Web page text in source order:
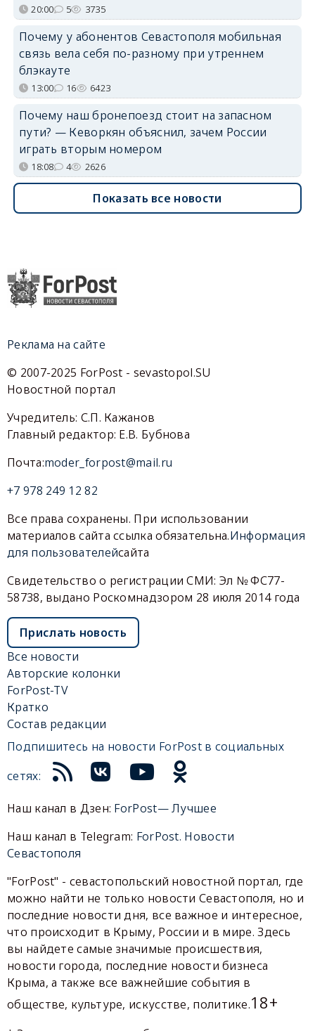
20:00 5 3735
Почему у абонентов Севастополя мобильная
связь вела себя по-разному при утреннем
блэкауте
13:00 16 6423
Почему наш бронепоезд стоит на запасном
пути? — Кеворкян объяснил, зачем России
играть вторым номером
18:08 4 2626
Показать все новости
Реклама на сайте
© 2007-2025 ForPost - sevastopol.SU
Новостной портал
Учредитель: С.П. Кажанов
Главный редактор: Е.В. Бубнова
Почта:moder_forpost@mail.ru
+7 978 249 12 82
Все права сохранены. При использовании
материалов сайта ссылка обязательна.Информация
для пользователейсайта
Свидетельство о регистрации СМИ: Эл № ФС77-
58738, выдано Роскомнадзором 28 июля 2014 года
Прислать новость
Все новости
Авторские колонки
ForPost-TV
Кратко
Состав редакции
Подпишитесь на новости ForPost в социальных
сетях:
Наш канал в Дзен: ForPost— Лучшее
Наш канал в Telegram: ForPost. Новости
Севастополя
"ForPost" - севастопольский новостной портал, где
можно найти не только новости Севастополя, но и
последние новости дня, все важное и интересное,
что происходит в Крыму, России и в мире. Здесь
вы найдете самые значимые происшествия,
новости города, последние новости бизнеса
Крыма, а также все важнейшие события в
обществе, культуре, искусстве, политике.18+